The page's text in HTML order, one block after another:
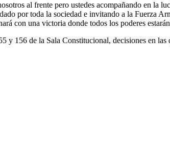
al frente pero ustedes acompañando en la
por toda la sociedad e invitando a la Fuerza
con una victoria donde todos los poderes
y 156 de la Sala Constitucional, decisiones en